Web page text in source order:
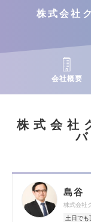
株式会社
会社概要
株式会社
島谷
株式会社
土日でも